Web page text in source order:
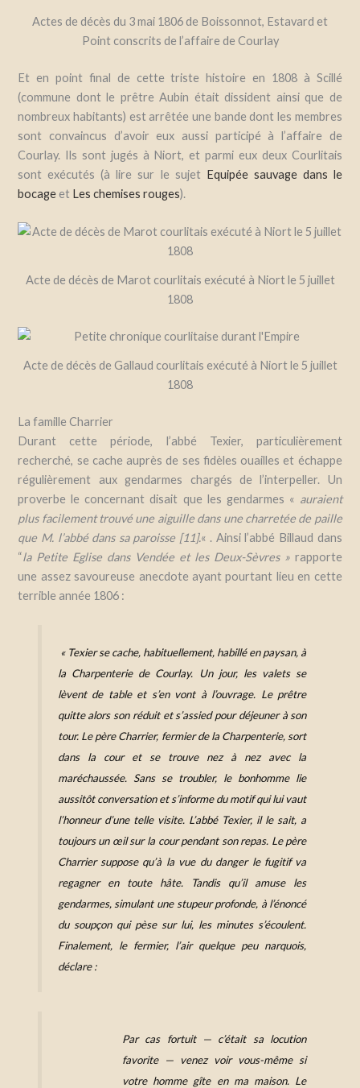
Actes de décès du 3 mai 1806 de Boissonnot, Estavard et
Point conscrits de l’affaire de Courlay
Et en point final de cette triste histoire en 1808 à Scillé
(commune dont le prêtre Aubin était dissident ainsi que de
nombreux habitants) est arrêtée une bande dont les membres
sont convaincus d’avoir eux aussi participé à l’affaire de
Courlay. Ils sont jugés à Niort, et parmi eux deux Courlitais
sont exécutés (à lire sur le sujet Equipée sauvage dans le
bocage et Les chemises rouges).
Acte de décès de Marot courlitais exécuté à Niort le 5 juillet
1808
Acte de décès de Gallaud courlitais exécuté à Niort le 5 juillet
1808
La famille Charrier
Durant cette période, l’abbé Texier, particulièrement
recherché, se cache auprès de ses fidèles ouailles et échappe
régulièrement aux gendarmes chargés de l’interpeller. Un
proverbe le concernant disait que les gendarmes « auraient
plus facilement trouvé une aiguille dans une charretée de paille
que M. l’abbé dans sa paroisse [11].« . Ainsi l’abbé Billaud dans
“la Petite Eglise dans Vendée et les Deux-Sèvres »rapporte
une assez savoureuse anecdote ayant pourtant lieu en cette
terrible année 1806 :
« Texier se cache, habituellement, habillé en paysan, à
la Charpenterie de Courlay. Un jour, les valets se
lèvent de table et s’en vont à l’ouvrage. Le prêtre
quitte alors son réduit et s’assied pour déjeuner à son
tour. Le père Charrier, fermier de la Charpenterie, sort
dans la cour et se trouve nez à nez avec la
maréchaussée. Sans se troubler, le bonhomme lie
aussitôt conversation et s’informe du motif qui lui vaut
l’honneur d’une telle visite. L’abbé Texier, il le sait, a
toujours un œil sur la cour pendant son repas. Le père
Charrier suppose qu’à la vue du danger le fugitif va
regagner en toute hâte. Tandis qu’il amuse les
gendarmes, simulant une stupeur profonde, à l’énoncé
du soupçon qui pèse sur lui, les minutes s’écoulent.
Finalement, le fermier, l’air quelque peu narquois,
déclare :
Par cas fortuit — c’était sa locution
favorite — venez voir vous-même si
votre homme gîte en ma maison. Le